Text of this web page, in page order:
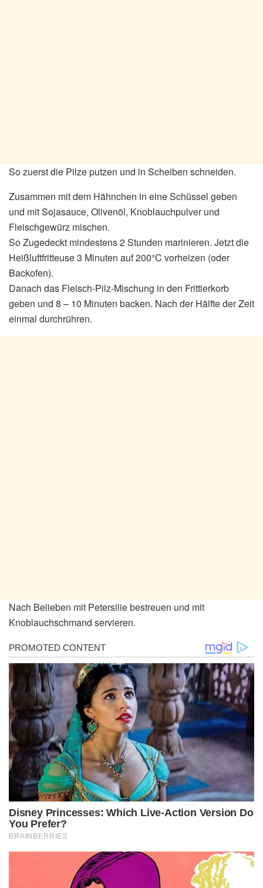
So zuerst die Pilze putzen und in Scheiben schneiden.
Zusammen mit dem Hähnchen in eine Schüssel geben
und mit Sojasauce, Olivenöl, Knoblauchpulver und
Fleischgewürz mischen.
So Zugedeckt mindestens 2 Stunden marinieren. Jetzt die
Heißluftfritteuse 3 Minuten auf 200°C vorheizen (oder
Backofen).
Danach das Fleisch-Pilz-Mischung in den Frittierkorb
geben und 8 – 10 Minuten backen. Nach der Hälfte der Zeit
einmal durchrühren.
Nach Belieben mit Petersilie bestreuen und mit
Knoblauchschmand servieren.